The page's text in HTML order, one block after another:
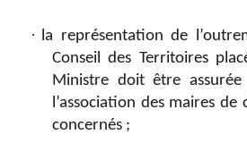
· la représentation de
Conseil des Territoires
Ministre doit être
l’association des maires
concernés ;